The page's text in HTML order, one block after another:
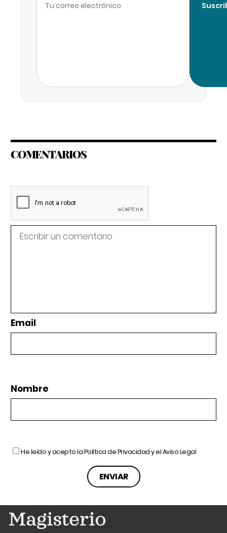
COMENTARIOS
Email
Nombre
He leído y acepto laPolítica de Privacidady elAviso Legal